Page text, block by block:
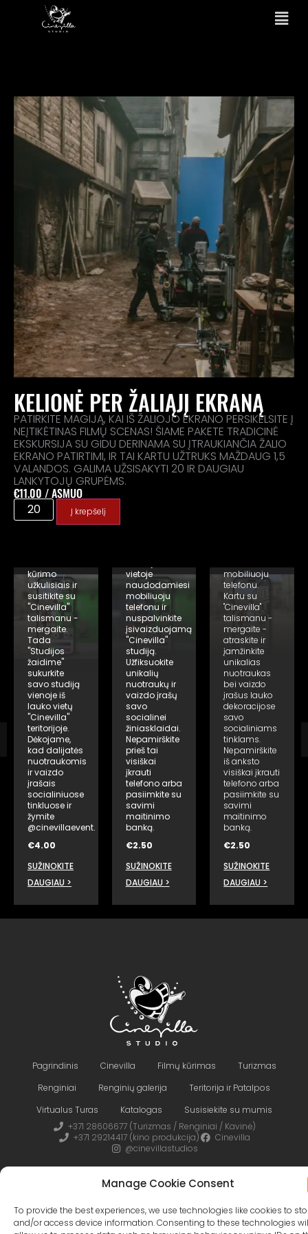
Manage Cookie Consent
To provide the best experiences, we use technologies like cookies to
and/or access device information. Consenting to these technologies
KELIONĖ PER ŽALIĄJĮ EKRANĄ
PATIRKITE MAGIJĄ, KAI IŠ ŽALIOJO EKRANO PERSIKELSITE Į
NEĮTIKĖTINAS FILMŲ SCENAS! ŠIAME PAKETE TRADICINĖ
EKSKURSIJA SU GIDU DERINAMA SU ĮTRAUKIANČIA ŽALIO
EKRANO PATIRTIMI, IR TAI KARTU UŽTRUKS MAŽDAUG 1,5
VALANDOS. GALIMA UŽSISAKYTI 20 IR DAUGIAU
LANKYTOJŲ GRUPĖMS.
€11.00 / ASMUO
Į krepšelį
ABU ŽAIDIMAI
KARTU
NAUJIENA!
Sujunkite
abu
žaidimus -
"Maršruto
žaidime"
tyrinėkite
kūrimo
užkulisiais ir
susitikite su
"Cinevilla"
talismanu -
mergaite.
Tada
"Studijos
žaidime"
sukurkite
savo studiją
vienoje iš
lauko vietų
"Cinevilla"
teritorijoje.
Dėkojame,
kad dalijatės
nuotraukomis
ir vaizdo
įrašais
socialiniuose
tinkluose ir
žymite
@cinevillaevent.
€4.00
SUŽINOKITE
DAUGIAU >
STUDIJA
GAME
NAUJIENA!
Sužinokite
apie
scenografiją
šiuolaikiškai,
skaitmeniniu
būdu.
Žaiskite
vietoje
naudodamiesi
mobiliuoju
telefonu ir
nuspalvinkite
įsivaizduojamą
"Cinevilla"
studiją.
Užfiksuokite
unikalių
nuotraukų ir
vaizdo įrašų
savo
socialinei
žiniasklaidai.
Nepamirškite
prieš tai
visiškai
įkrauti
telefono arba
pasiimkite su
savimi
maitinimo
banką.
€2.50
SUŽINOKITE
DAUGIAU >
MARŠRUTO
ŽAIDIMAS
NAUJIENA!
Susipažinkite
su "Cinevilla"
kino parku
visiškai nauju
skaitmeniniu
būdu. Žaiskite
mobiliuoju
telefonu.
Kartu su
"Cinevilla"
talismanu -
mergaite -
atraskite ir
įamžinkite
unikalias
nuotraukas
bei vaizdo
įrašus lauko
dekoracijose
savo
socialiniams
tinklams.
Nepamirškite
iš anksto
visiškai įkrauti
telefono arba
pasiimkite su
savimi
maitinimo
banką.
€2.50
SUŽINOKITE
DAUGIAU >
Pagrindinis Cinevilla Filmų kūrimas
Turizmas
Renginiai
Renginių galerija
Teritorija ir Patalpos
Virtualus Turas
Katalogas
Susisiekite su mumis
+371 28606677 (Turizmas / Renginiai / Kavinė)
+371 29214417 (kino produkcija)
Cinevilla
@cinevillastudios
English Latviešu(Latvian)